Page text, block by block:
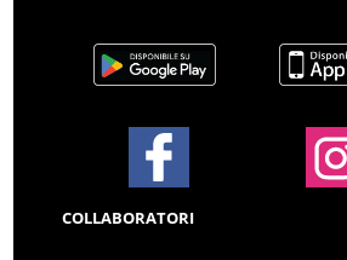
COLLABORATORI